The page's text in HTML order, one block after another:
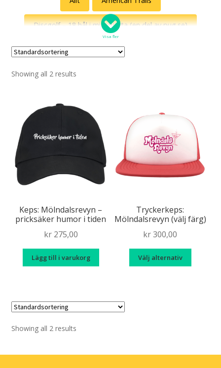
Discgolf – 18 hål i mitt hjärta (en del av pug.se)
Diset Egen design
Fotboll
Mölndalsrevyn
Puggens favoriter Retrogodis
Roliga katter ScenVara Stora Varholmen
Tillstånd Uttryck
Visa fler
Showing all 2 results
Keps: Mölndalsrevyn –
pricksäker humor i tiden
kr275,00
Lägg till i varukorg
Tryckerkeps:
Mölndalsrevyn (välj färg)
kr300,00
Välj alternativ
här
Showing all 2 results